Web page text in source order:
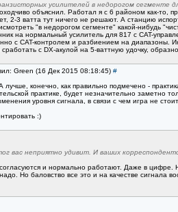
усилителей в недорогом сегменте
объяснил. Работал я с 6 районом как-
2-3 ватта тут ничего не решают. А станцию
"в недорогом сегменте" какой-нибудь
на нормальный усилитель для 817 с CAT-
с CAT-контролем и разбиением на диапазоны.
с DX-акулой на 5-ваттную удочку,
Green (16 Дек 2015 08:18:45) #
лучше, конечно, как правильно подмечено -
практике, будет незначительно
уровня сигнала, в связи с чем игра не стоит
:)
вас неприятно удивит. И ваших
и нормально работают. Даже в цифре.
Но баловство все это и на качестве